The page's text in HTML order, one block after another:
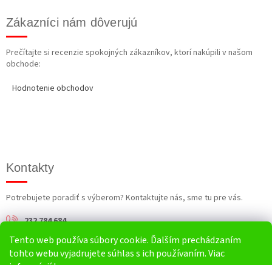
Tento web používa súbory cookie. Ďalším prechádzaním
tohto webu vyjadrujete súhlas s ich používaním. Viac
Zákazníci nám dôverujú
Prečítajte si recenzie spokojných zákazníkov, ktorí nakúpili v našom
obchode:
Hodnotenie obchodov
Kontakty
Potrebujete poradiť s výberom? Kontaktujte nás, sme tu pre vás.
232 784 684
info@harv.sk